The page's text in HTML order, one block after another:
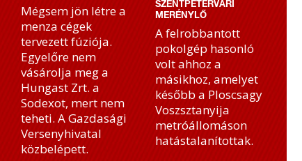
Mégsem jön létre a
menza cégek
tervezett fúziója.
Egyelőre nem
vásárolja meg a
Hungast Zrt. a
Sodexot, mert nem
teheti. A Gazdasági
Versenyhivatal
közbelépett.
SZENTPÉTERVÁRI
MERÉNYLŐ
A felrobbantott
pokolgép hasonló
volt ahhoz a
másikhoz, amelyet
később a Ploscsagy
Voszsztanyija
metróállomáson
hatástalanítottak.